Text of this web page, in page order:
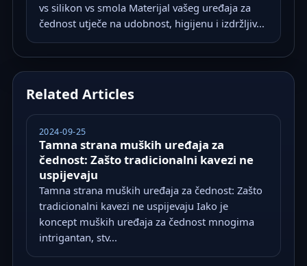
vs silikon vs smola Materijal vašeg uređaja za
čednost utječe na udobnost, higijenu i izdržljiv...
Related Articles
2024-09-25
Tamna strana muških uređaja za
čednost: Zašto tradicionalni kavezi ne
uspijevaju
Tamna strana muških uređaja za čednost: Zašto
tradicionalni kavezi ne uspijevaju Iako je
koncept muških uređaja za čednost mnogima
intrigantan, stv...